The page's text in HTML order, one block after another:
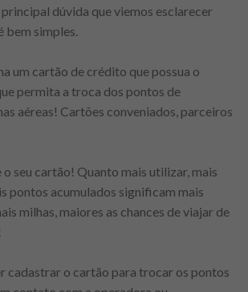
principal dúvida que viemos esclarecer
bem simples.
um cartão de crédito que possua o
permita a troca dos pontos de
aéreas! Cartões conveniados, parceiros
o seu cartão! Quanto mais utilizar, mais
pontos acumulados significam mais
milhas, maiores as chances de viajar de
cadastrar o cartão para trocar os pontos